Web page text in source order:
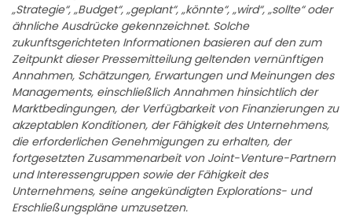
„Strategie“, „Budget“, „geplant“, „könnte“, „wird“, „sollte“ oder
ähnliche Ausdrücke gekennzeichnet. Solche
zukunftsgerichteten Informationen basieren auf den zum
Zeitpunkt dieser Pressemitteilung geltenden vernünftigen
Annahmen, Schätzungen, Erwartungen und Meinungen des
Managements, einschließlich Annahmen hinsichtlich der
Marktbedingungen, der Verfügbarkeit von Finanzierungen zu
akzeptablen Konditionen, der Fähigkeit des Unternehmens,
die erforderlichen Genehmigungen zu erhalten, der
fortgesetzten Zusammenarbeit von Joint-Venture-Partnern
und Interessengruppen sowie der Fähigkeit des
Unternehmens, seine angekündigten Explorations- und
Erschließungspläne umzusetzen.